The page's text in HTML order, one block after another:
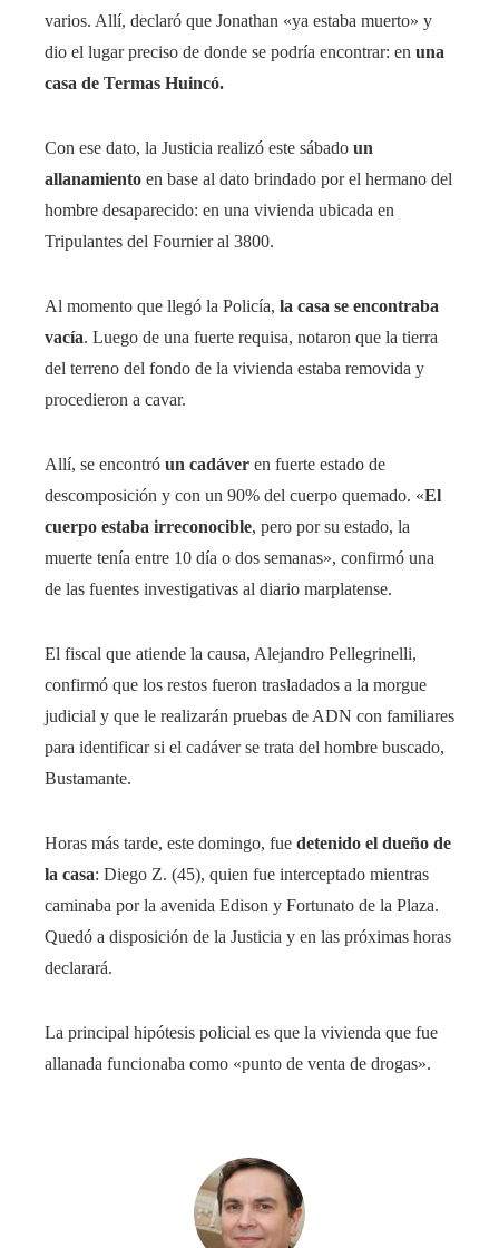
varios. Allí, declaró que Jonathan «ya estaba muerto» y
dio el lugar preciso de donde se podría encontrar: en una
casa de Termas Huincó.
Con ese dato, la Justicia realizó este sábado un
allanamiento en base al dato brindado por el hermano del
hombre desaparecido: en una vivienda ubicada en
Tripulantes del Fournier al 3800.
Al momento que llegó la Policía, la casa se encontraba
vacía. Luego de una fuerte requisa, notaron que la tierra
del terreno del fondo de la vivienda estaba removida y
procedieron a cavar.
Allí, se encontró un cadáver en fuerte estado de
descomposición y con un 90% del cuerpo quemado. «El
cuerpo estaba irreconocible, pero por su estado, la
muerte tenía entre 10 día o dos semanas», confirmó una
de las fuentes investigativas al diario marplatense.
El fiscal que atiende la causa, Alejandro Pellegrinelli,
confirmó que los restos fueron trasladados a la morgue
judicial y que le realizarán pruebas de ADN con familiares
para identificar si el cadáver se trata del hombre buscado,
Bustamante.
Horas más tarde, este domingo, fue detenido el dueño de
la casa: Diego Z. (45), quien fue interceptado mientras
caminaba por la avenida Edison y Fortunato de la Plaza.
Quedó a disposición de la Justicia y en las próximas horas
declarará.
La principal hipótesis policial es que la vivienda que fue
allanada funcionaba como «punto de venta de drogas».